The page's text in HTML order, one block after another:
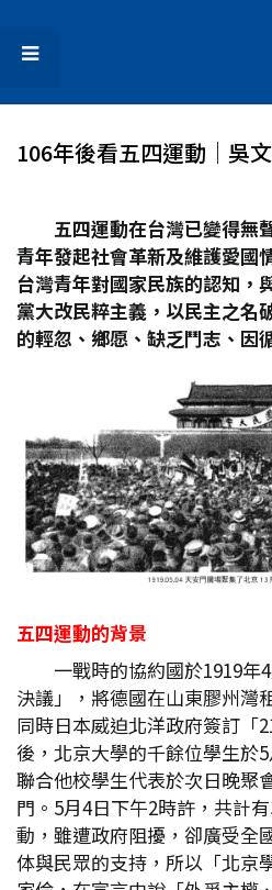
106年後看五四運動│吳
五四運動在台灣已變得無
青年發起社會革新及維護愛國
台灣青年對國家民族的認知，
黨大改民粹主義，以民主之名
的輕忽、鄉愿、缺乏鬥志、因
五四運動的背景
一戰時的協約國於1919年
決議」，將德國在山東膠州灣
同時日本威迫北洋政府簽訂「
後，北京大學的千餘位學生於
聯合他校學生代表於次日晚聚
門。5月4日下午2時許，共計
動，雖遭政府阻擾，卻廣受全
体與民眾的支持，所以「北京